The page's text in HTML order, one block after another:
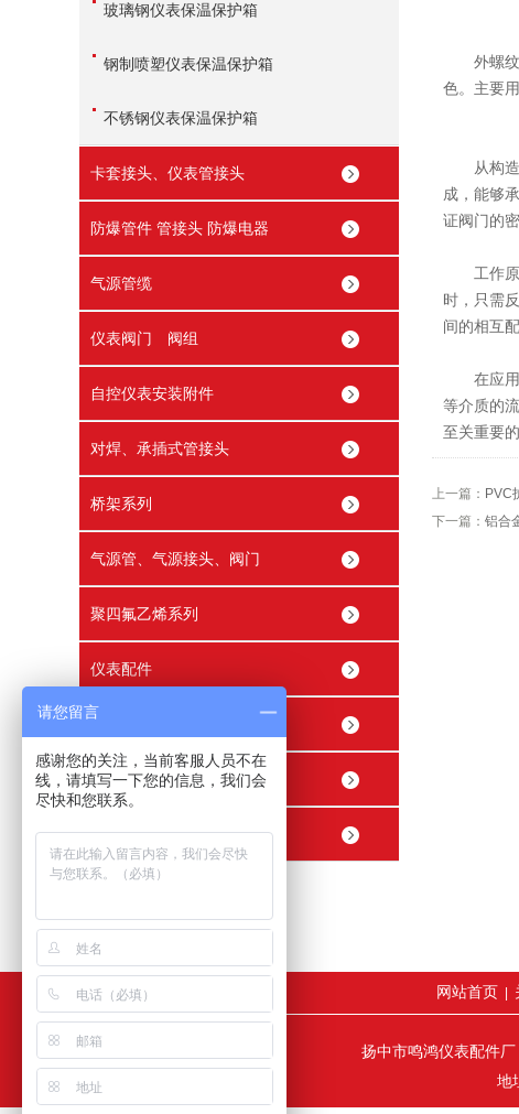
玻璃钢仪表保温保护箱
钢制喷塑仪表保温保护箱
不锈钢仪表保温保护箱
卡套接头、仪表管接头
防爆管件 管接头 防爆电器
气源管缆
仪表阀门 阀组
自控仪表安装附件
对焊、承插式管接头
桥架系列
气源管、气源接头、阀门
聚四氟乙烯系列
仪表配件
穿线管接头 穿线盒
精密内螺纹止回阀
精密球阀
外螺纹针
色。主要
从构造
成，能够
证阀门的
工作原理
时，只需
间的相互
在应用领
等介质的
至关重要的
上一篇： PVC
下一篇： 铝合
网站首页
扬中市鸣鸿仪表配件
地
请您留言
感谢您的关注，当前客服人员不在
线，请填写一下您的信息，我们会
尽快和您联系。